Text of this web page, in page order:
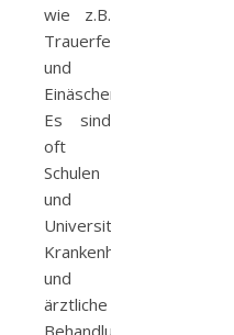
wie z.B.
Trauerfeiern
und
Einäscherungen.
Es sind
oft
Schulen
und
Universitäten,
Krankenhäuser
und
ärztliche
Behandlungsmöglichkeiten